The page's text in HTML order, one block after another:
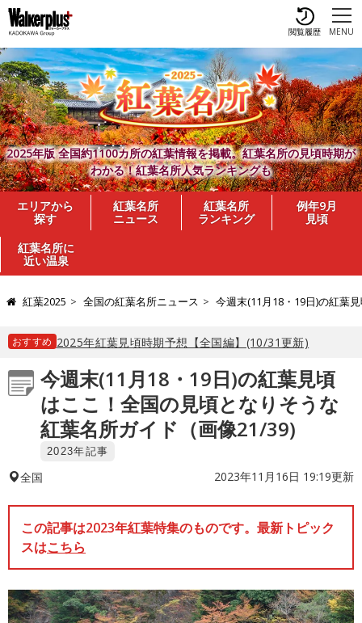
MENU
閲覧履歴
2025年版 全国約1100カ所の紅葉情報を掲載。紅葉名所の見頃時期が
わかる！紅葉名所人気ランキングも
エリアから
探す
紅葉名所
ニュース
紅葉名所
ランキング
例年9月
見頃
紅葉名所に
近い温泉
紅葉2025 全国の紅葉名所ニュース 今週末(11月18・19日)の紅葉
おすすめ 2025年紅葉見頃時期予想【全国編】(10/31更新)
今週末(11月18・19日)の紅葉見頃
はここ！全国の見頃となりそうな
紅葉名所ガイド（画像21/39)
2023年記事
全国 2023年11月16日 19:19更新
この記事は2023年紅葉特集のものです。最新トピック
スはこちら